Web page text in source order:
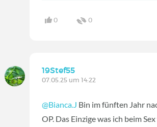
0 0
19Stef55
07.05.25 um 14:22
@Bianca.J Bin im fünften Jahr
OP. Das Einzige was ich beim